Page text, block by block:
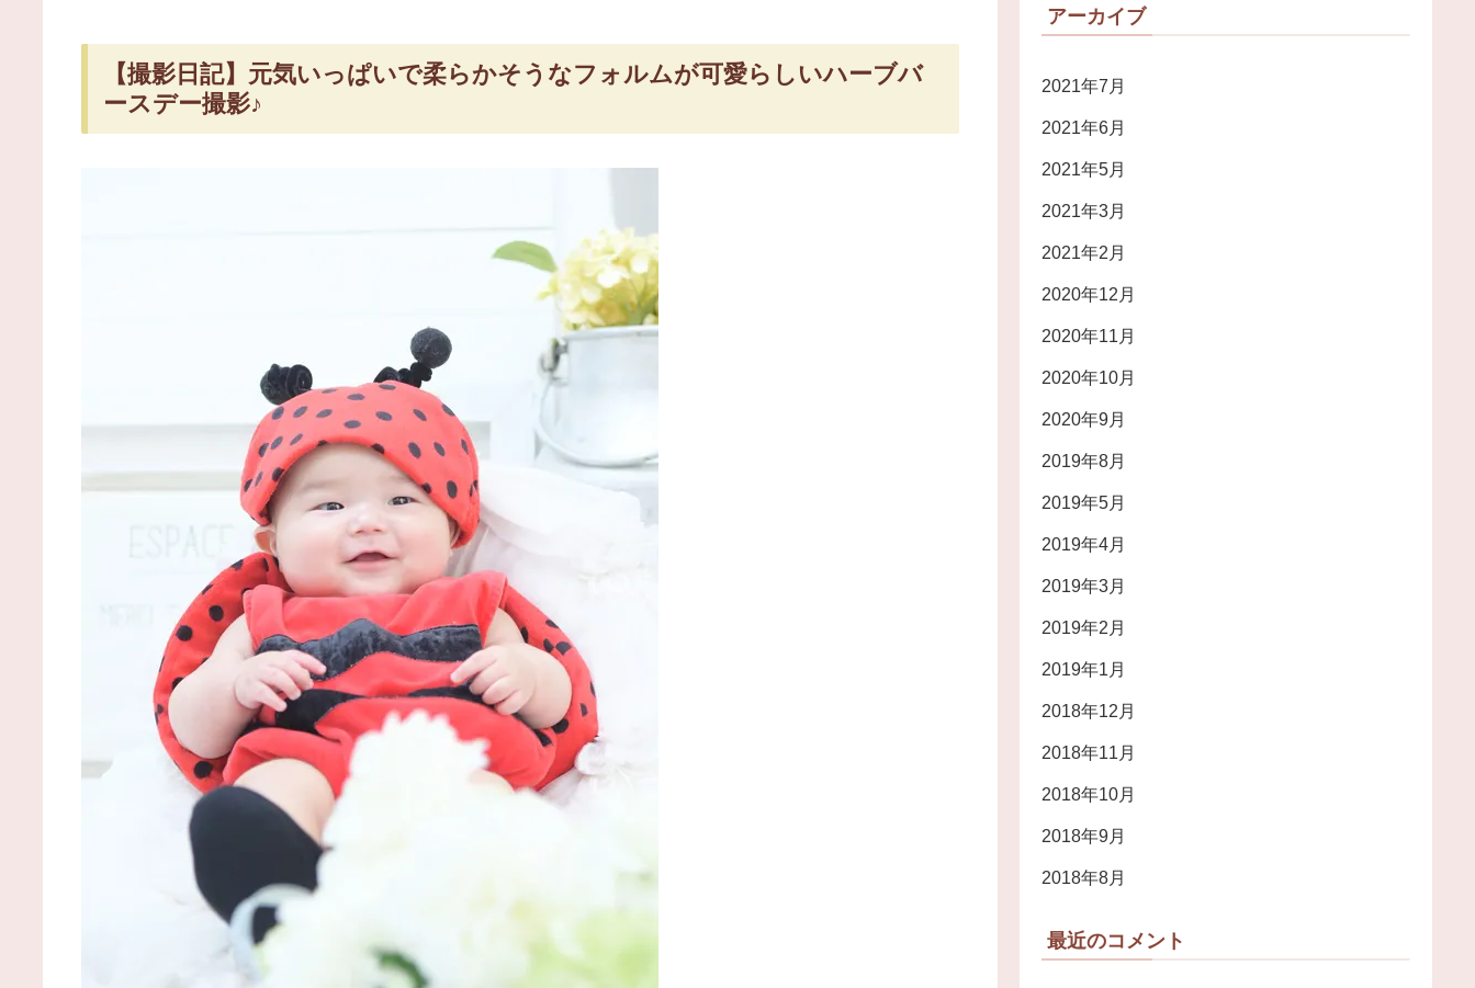
【撮影日記】元気いっぱいで柔らかそうなフォルムが可愛らしいハーブバ
ースデー撮影♪
アーカイブ
2021年7月
2021年6月
2021年5月
2021年3月
2021年2月
2020年12月
2020年11月
2020年10月
2020年9月
2019年8月
2019年5月
2019年4月
2019年3月
2019年2月
2019年1月
2018年12月
2018年11月
2018年10月
2018年9月
2018年8月
最近のコメント